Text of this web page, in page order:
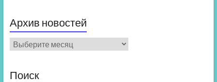
Архив новостей
Архив
новостей
Поиск